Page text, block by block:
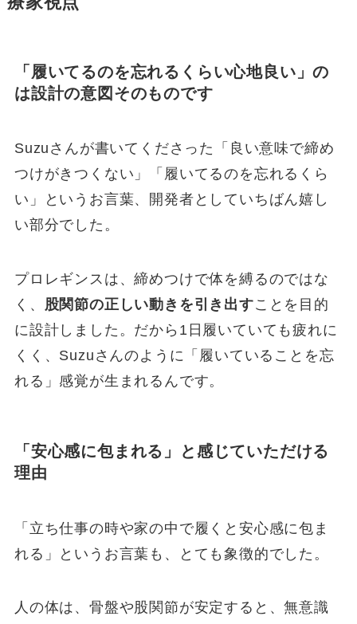
「履いてるのを忘れるくらい心地良い」の
は設計の意図そのものです
Suzuさんが書いてくださった「良い意味で締め
つけがきつくない」「履いてるのを忘れるくら
い」というお言葉、開発者としていちばん嬉し
い部分でした。
プロレギンスは、締めつけで体を縛るのではな
く、
股関節の正しい動きを引き出すことを目的
に設計しました。だから1日履いていても疲れに
くく、Suzuさんのように「履いていることを忘
れる」感覚が生まれるんです。
「安心感に包まれる」と感じていただける
理由
「立ち仕事の時や家の中で履くと安心感に包ま
れる」というお言葉も、とても象徴的でした。
人の体は、骨盤や股関節が安定すると、無意識